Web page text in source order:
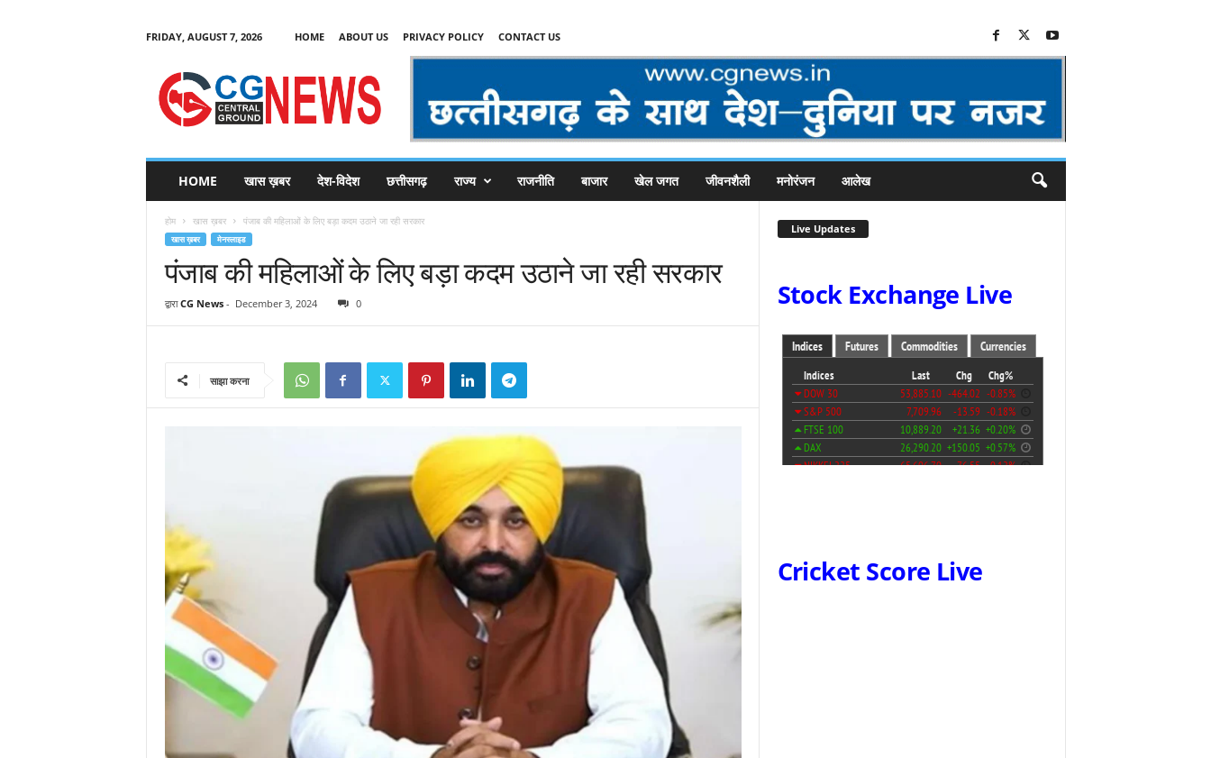
FRIDAY, AUGUST 7, 2026 HOME ABOUT US PRIVACY POLICY CONTACT US
C
HOME खास ख़बर देश-विदेश छत्तीसगढ़ राज्य राजनीति बाजार खेल जगत जीवनशैली मनोरंजन आलेख
होम खास ख़बर पंजाब की महिलाओं के लिए बड़ा कदम उठाने जा रही सरकार
खास ख़बर मेनस्लाइड
पंजाब की महिलाओं के लिए बड़ा कदम उठाने जा रही सरकार
द्वारा CG News- December 3, 2024 0
साझा करना
Live Updates
Stock Exchange Live
Cricket Score Live